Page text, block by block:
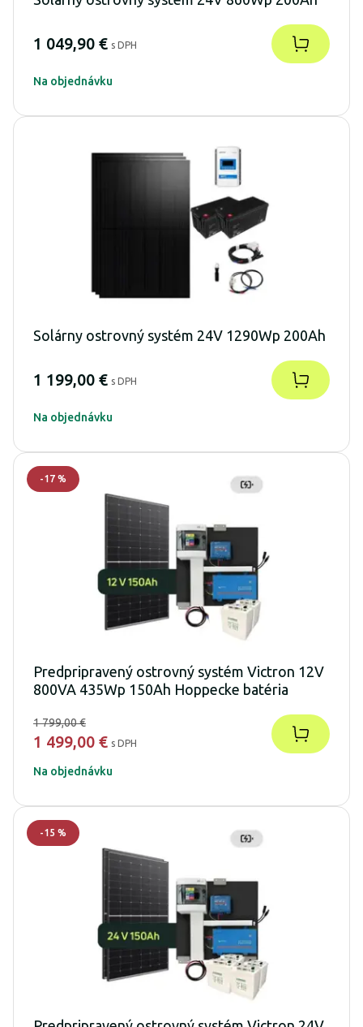
1 049,90 € s DPH
Na objednávku
Solárny ostrovný systém 24V 1290Wp 200Ah
1 199,00 € s DPH
Na objednávku
-17 %
Predpripravený ostrovný systém Victron 12V
800VA 435Wp 150Ah Hoppecke batéria
1 799,00 €
1 499,00 € s DPH
Na objednávku
-15 %